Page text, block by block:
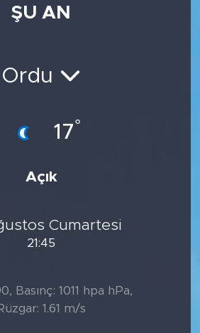
ŞU AN
Ordu
17°
Açık
Cumartesi
21:45
Basınç: 1011 hpa hPa,
1.61 m/s